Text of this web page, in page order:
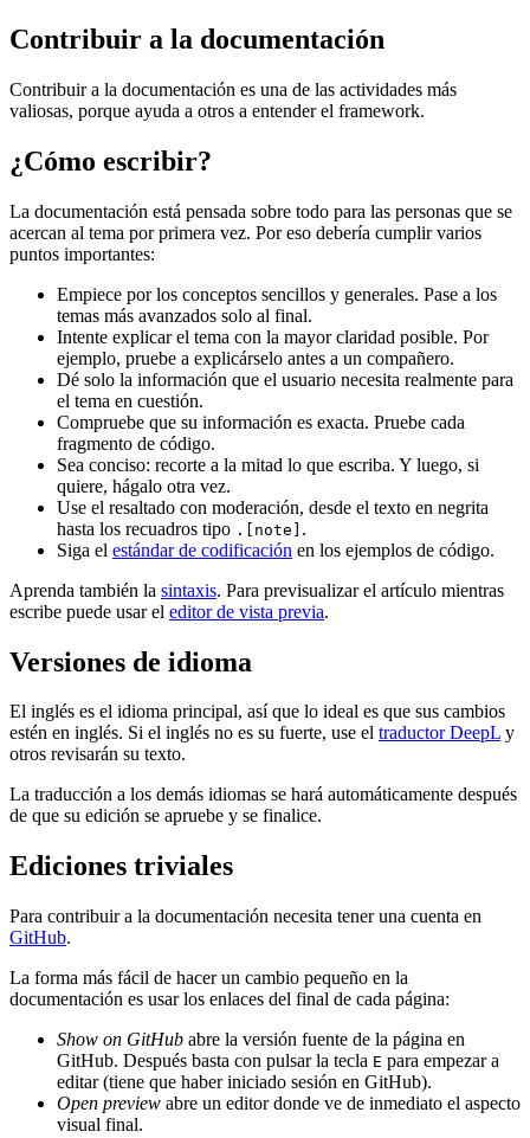
Contribuir a la documentación
Contribuir a la documentación es una de las actividades más
valiosas, porque ayuda a otros a entender el framework.
¿Cómo escribir?
La documentación está pensada sobre todo para las personas que se
acercan al tema por primera vez. Por eso debería cumplir varios
puntos importantes:
Empiece por los conceptos sencillos y generales. Pase a los
temas más avanzados solo al final.
Intente explicar el tema con la mayor claridad posible. Por
ejemplo, pruebe a explicárselo antes a un compañero.
Dé solo la información que el usuario necesita realmente para
el tema en cuestión.
Compruebe que su información es exacta. Pruebe cada
fragmento de código.
Sea conciso: recorte a la mitad lo que escriba. Y luego, si
quiere, hágalo otra vez.
Use el resaltado con moderación, desde el texto en negrita
hasta los recuadros tipo .[note] .
Siga el estándar de codificación en los ejemplos de código.
Aprenda también la sintaxis. Para previsualizar el artículo mientras
escribe puede usar el editor de vista previa.
Versiones de idioma
El inglés es el idioma principal, así que lo ideal es que sus cambios
estén en inglés. Si el inglés no es su fuerte, use el traductor DeepL y
otros revisarán su texto.
La traducción a los demás idiomas se hará automáticamente después
de que su edición se apruebe y se finalice.
Ediciones triviales
Para contribuir a la documentación necesita tener una cuenta en
GitHub.
La forma más fácil de hacer un cambio pequeño en la
documentación es usar los enlaces del final de cada página:
Show on GitHub abre la versión fuente de la página en
GitHub. Después basta con pulsar la tecla E para empezar a
editar (tiene que haber iniciado sesión en GitHub).
Open preview abre un editor donde ve de inmediato el aspecto
visual final.